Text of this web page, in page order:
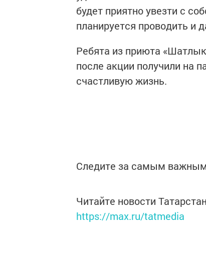
будет приятно увезти с
планируется проводить и
Ребята из приюта
после акции получили на
счастливую жизнь.
Следите за самым
Читайте новости
https://max.ru/tatmedia